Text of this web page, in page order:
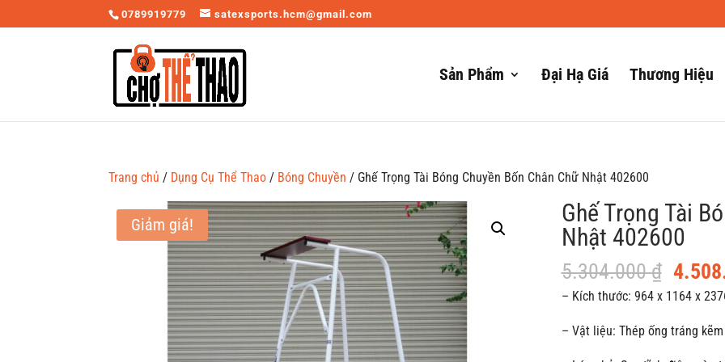
0789919779 satexsports.hcm@gmail.com
Sản Phẩm Đại Hạ Giá Thương Hiệu
Trang chủ / Dụng Cụ Thể Thao / Bóng Chuyền / Ghế Trọng Tài Bóng Chuyền Bốn Chân Chữ Nhật 402600
Giảm giá!
Ghế Trọng Tài
Nhật 402600
5.304.000₫ Giá
gốc
– Kích thước: 964 x 1164 x
– Vật liệu: Thép ống tráng